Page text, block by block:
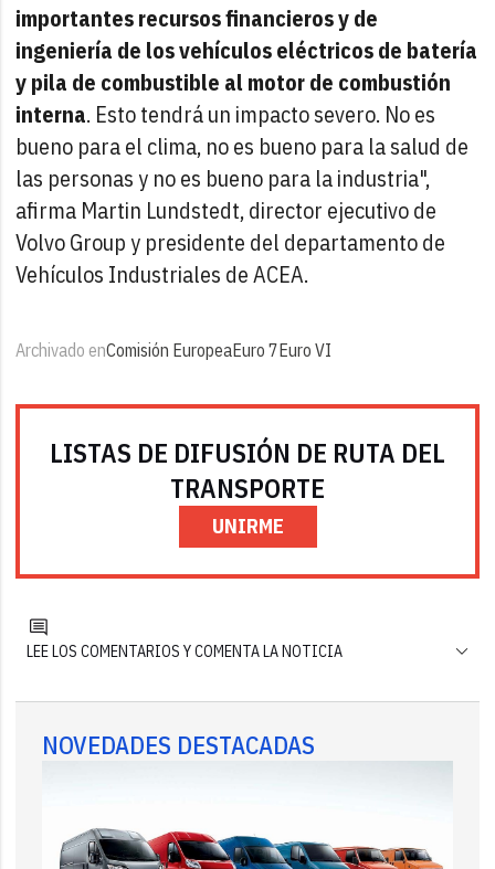
importantes recursos financieros y de
ingeniería de los vehículos eléctricos de batería
y pila de combustible al motor de combustión
interna. Esto tendrá un impacto severo. No es
bueno para el clima, no es bueno para la salud de
las personas y no es bueno para la industria",
afirma Martin Lundstedt, director ejecutivo de
Volvo Group y presidente del departamento de
Vehículos Industriales de ACEA.
Archivado enComisión EuropeaEuro 7Euro VI
LISTAS DE DIFUSIÓN DE RUTA DEL
TRANSPORTE
UNIRME
LEE LOS COMENTARIOS Y COMENTA LA NOTICIA
NOVEDADES DESTACADAS